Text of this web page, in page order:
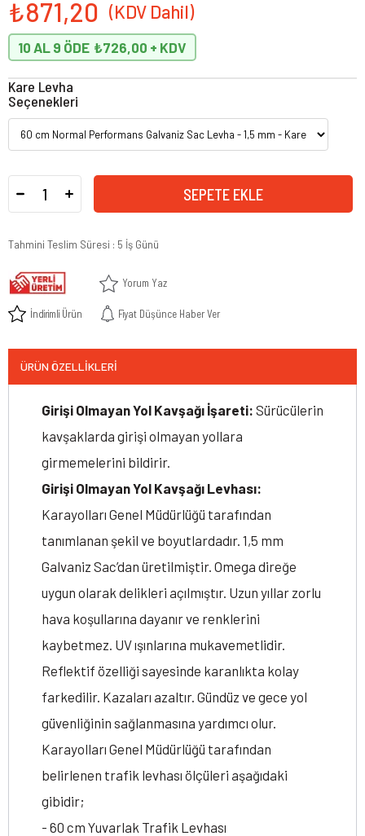
₺871,20
10 AL 9 ÖDE ₺726,00
Kare Levha
Seçenekleri
Tahmini Teslim Süresi : 5 İş Günü
Yorum Yaz
İndirimli Ürün Fiyat Düşünce Haber Ver
ÜRÜN ÖZELLIKLERI
Girişi Olmayan Yol Kavşağı İşareti: Sürücülerin
kavşaklarda girişi olmayan yollara
girmemelerini bildirir.
Girişi Olmayan Yol Kavşağı Levhası:
Karayolları Genel Müdürlüğü tarafından
tanımlanan şekil ve boyutlardadır. 1,5 mm
Galvaniz Sac’dan üretilmiştir. Omega direğe
uygun olarak delikleri açılmıştır. Uzun yıllar zorlu
hava koşullarına dayanır ve renklerini
kaybetmez. UV ışınlarına mukavemetlidir.
Reflektif özelliği sayesinde karanlıkta kolay
farkedilir. Kazaları azaltır. Gündüz ve gece yol
güvenliğinin sağlanmasına yardımcı olur.
Karayolları Genel Müdürlüğü tarafından
belirlenen trafik levhası ölçüleri aşağıdaki
gibidir;
- 60 cm Yuvarlak Trafik Levhası